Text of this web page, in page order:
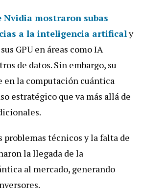
Nvidia mostraron subas
a la inteligencia artificaly
GPU en áreas como IA
de datos. Sin embargo, su
en la computación cuántica
estratégico que va más allá de
problemas técnicos y la falta de
la llegada de la
al mercado, generando